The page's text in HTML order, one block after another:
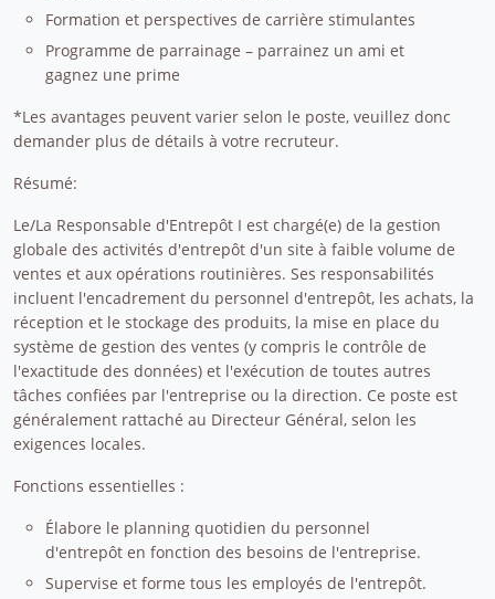
Formation et perspectives de carrière stimulantes
Programme de parrainage – parrainez un ami et
gagnez une prime
*Les avantages peuvent varier selon le poste, veuillez donc
demander plus de détails à votre recruteur.
Résumé:
Le/La Responsable d'Entrepôt I est chargé(e) de la gestion
globale des activités d'entrepôt d'un site à faible volume de
ventes et aux opérations routinières. Ses responsabilités
incluent l'encadrement du personnel d'entrepôt, les achats, la
réception et le stockage des produits, la mise en place du
système de gestion des ventes (y compris le contrôle de
l'exactitude des données) et l'exécution de toutes autres
tâches confiées par l'entreprise ou la direction. Ce poste est
généralement rattaché au Directeur Général, selon les
exigences locales.
Fonctions essentielles :
Élabore le planning quotidien du personnel
d'entrepôt en fonction des besoins de l'entreprise.
Supervise et forme tous les employés de l'entrepôt.